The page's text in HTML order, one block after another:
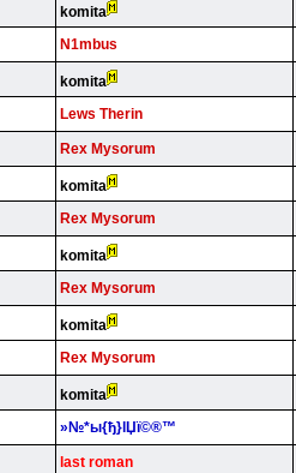
komita
N1mbus
komita
Lews Therin
Rex Mysorum
komita
Rex Mysorum
komita
Rex Mysorum
komita
Rex Mysorum
komita
»№*ы{ђ}lЏї©®™
last roman